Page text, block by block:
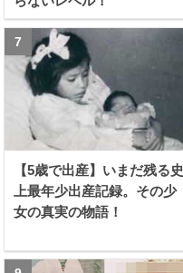
【5歳で出産】いまだ残る史
上最年少出産記録。その少
女の真実の物語！